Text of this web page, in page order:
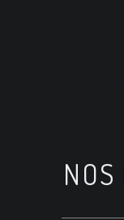
NOS